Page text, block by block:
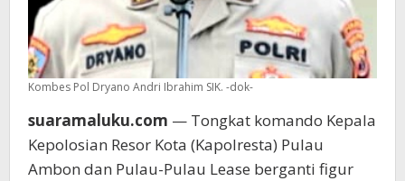
Kombes Pol Dryano Andri Ibrahim SIK. -dok-
suaramaluku.com — Tongkat komando Kepala
Kepolosian Resor Kota (Kapolresta) Pulau
Ambon dan Pulau-Pulau Lease berganti figur